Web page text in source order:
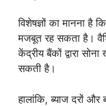
विशेषज्ञों का मानना है कि
मजबूत रह सकता है।
केंद्रीय बैंकों द्वारा
सकती है।
हालांकि, ब्याज दरों